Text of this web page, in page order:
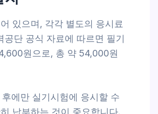
있으며, 각각 별도의 응시료
단 공식 자료에 따르면 필기
원으로, 총 약 54,000원
에만 실기시험에 응시할 수